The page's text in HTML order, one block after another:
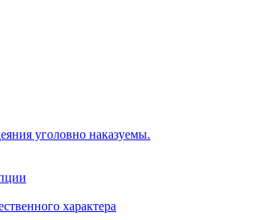
уголовно наказуемы.
характера